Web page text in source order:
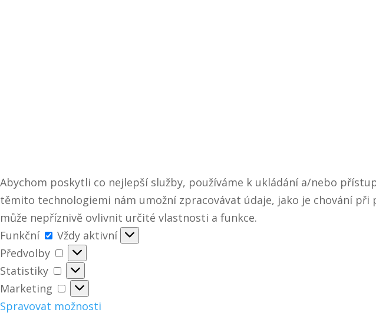
Abychom poskytli co nejlepší služby, používáme k ukládání a/nebo
těmito technologiemi nám umožní zpracovávat údaje, jako je chování
může nepříznivě ovlivnit určité vlastnosti a funkce.
Funkční
Funkční
Vždy aktivní
Předvolby
Předvolby
Statistiky
Statistiky
Marketing
Marketing
Spravovat možnosti